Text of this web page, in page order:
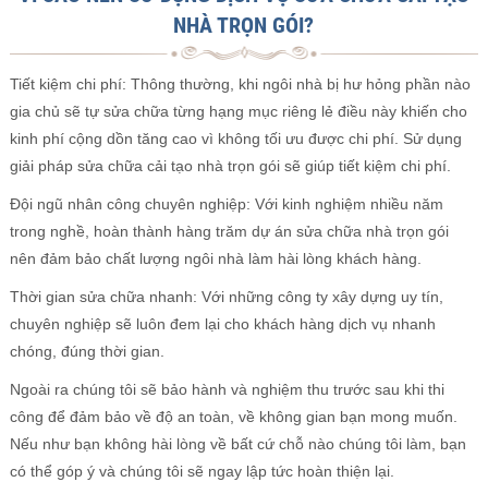
NHÀ TRỌN GÓI?
Tiết kiệm chi phí: Thông thường, khi ngôi nhà bị hư hỏng phần nào
gia chủ sẽ tự sửa chữa từng hạng mục riêng lẻ điều này khiến cho
kinh phí cộng dồn tăng cao vì không tối ưu được chi phí. Sử dụng
giải pháp sửa chữa cải tạo nhà trọn gói sẽ giúp tiết kiệm chi phí.
Đội ngũ nhân công chuyên nghiệp: Với kinh nghiệm nhiều năm
trong nghề, hoàn thành hàng trăm dự án sửa chữa nhà trọn gói
nên đảm bảo chất lượng ngôi nhà làm hài lòng khách hàng.
Thời gian sửa chữa nhanh: Với những công ty xây dựng uy tín,
chuyên nghiệp sẽ luôn đem lại cho khách hàng dịch vụ nhanh
chóng, đúng thời gian.
Ngoài ra chúng tôi sẽ bảo hành và nghiệm thu trước sau khi thi
công để đảm bảo về độ an toàn, về không gian bạn mong muốn.
Nếu như bạn không hài lòng về bất cứ chỗ nào chúng tôi làm, bạn
có thể góp ý và chúng tôi sẽ ngay lập tức hoàn thiện lại.